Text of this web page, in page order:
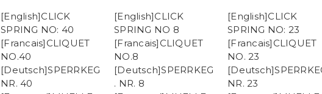
[English]CLICK
SPRING NO: 40
[Francais]CLIQUET
NO.40
[Deutsch]SPERRKEG
NR. 40
[English]CLICK
SPRING NO 8
[Francais]CLIQUET
NO.8
[Deutsch]SPERRKEG
. NR. 8
[English]CLICK
SPRING NO: 23
[Francais]CLIQUET
NO. 23
NR. 23